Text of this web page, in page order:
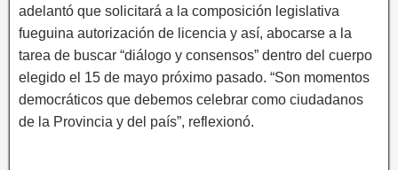
adelantó que solicitará a la composición legislativa
fueguina autorización de licencia y así, abocarse a la
tarea de buscar “diálogo y consensos” dentro del cuerpo
elegido el 15 de mayo próximo pasado. “Son momentos
democráticos que debemos celebrar como ciudadanos
de la Provincia y del país”, reflexionó.